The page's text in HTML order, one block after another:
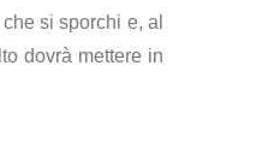
si sporchi e, al
dovrà mettere in